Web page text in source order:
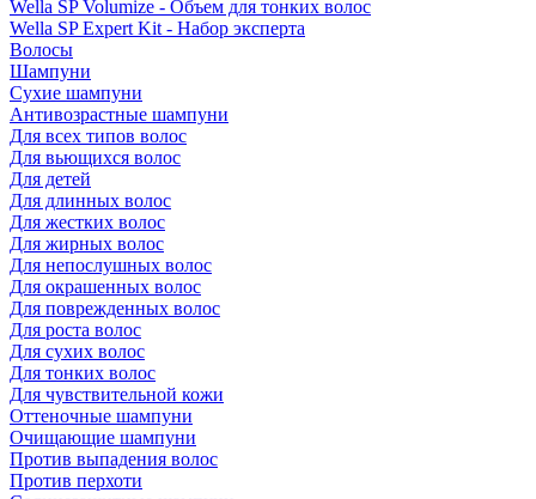
Wella SP Volumize - Объем для тонких волос
Wella SP Expert Kit - Набор эксперта
Волосы
Шампуни
Сухие шампуни
Антивозрастные шампуни
Для всех типов волос
Для вьющихся волос
Для детей
Для длинных волос
Для жестких волос
Для жирных волос
Для непослушных волос
Для окрашенных волос
Для поврежденных волос
Для роста волос
Для сухих волос
Для тонких волос
Для чувствительной кожи
Оттеночные шампуни
Очищающие шампуни
Против выпадения волос
Против перхоти